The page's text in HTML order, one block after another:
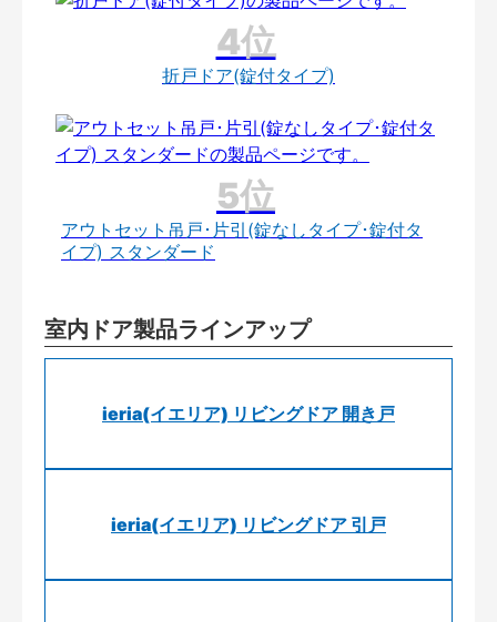
折戸ドア(錠付タイプ)
アウトセット吊戸･片引(錠なしタイプ･錠付タ
イプ) スタンダード
室内ドア製品ラインアップ
ieria(イエリア) リビングドア 開き戸
ieria(イエリア) リビングドア 引戸